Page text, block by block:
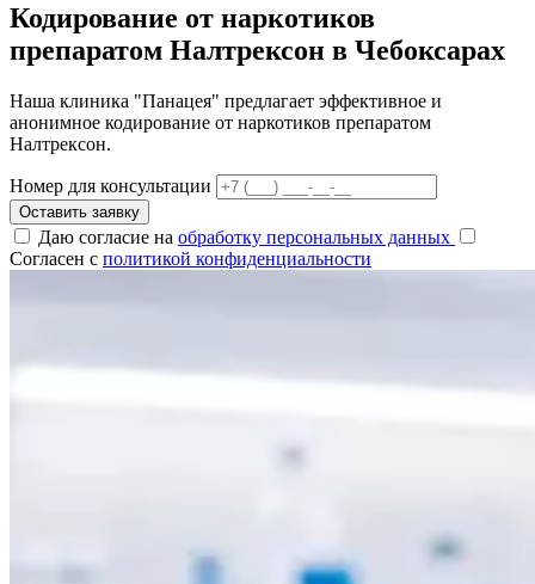
Кодирование от наркотиков
препаратом Налтрексон в Чебоксарах
Наша клиника "Панацея" предлагает эффективное и
анонимное кодирование от наркотиков препаратом
Налтрексон.
Номер для консультации
Оставить заявку
Даю согласие на обработку персональных данных
Согласен с политикой конфиденциальности